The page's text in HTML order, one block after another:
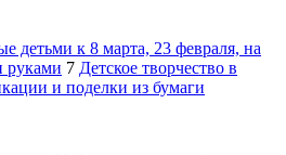
детьми к 8 марта, 23 февраля, на
руками 7 Детское творчество в
и поделки из бумаги